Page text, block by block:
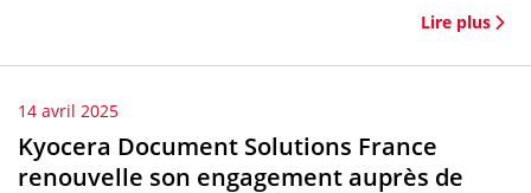
Lire plus
14 avril 2025
Kyocera Document Solutions France
renouvelle son engagement auprès de